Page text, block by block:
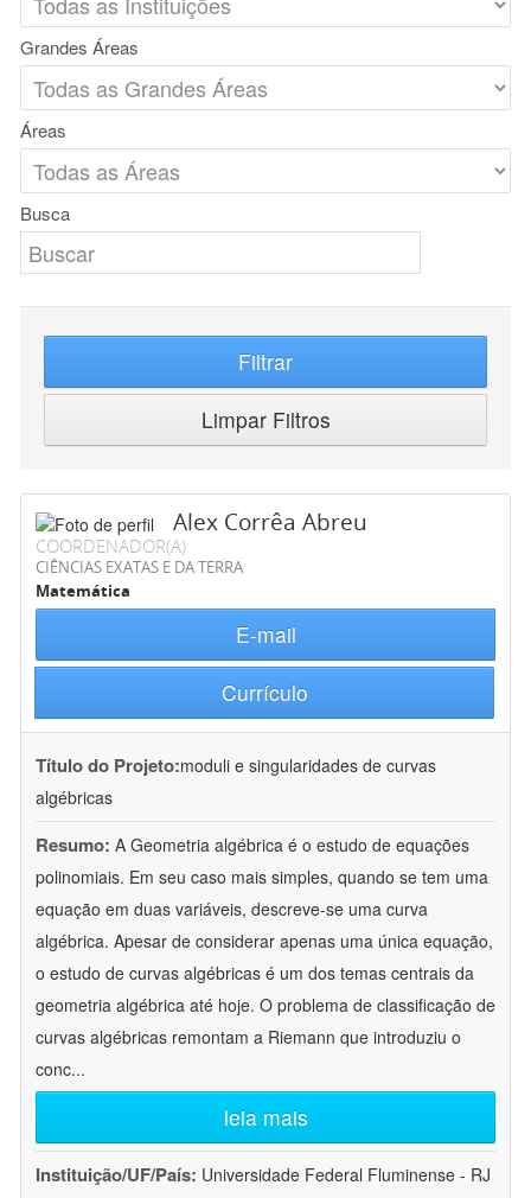
Grandes Áreas
Áreas
Busca
Filtrar
Limpar Filtros
Alex Corrêa Abreu
COORDENADOR(A)
CIÊNCIAS EXATAS E DA TERRA
Matemática
E-mail
Currículo
Título do Projeto:moduli e singularidades de curvas
algébricas
Resumo: A Geometria algébrica é o estudo de equações
polinomiais. Em seu caso mais simples, quando se tem uma
equação em duas variáveis, descreve-se uma curva
algébrica. Apesar de considerar apenas uma única equação,
o estudo de curvas algébricas é um dos temas centrais da
geometria algébrica até hoje. O problema de classificação de
curvas algébricas remontam a Riemann que introduziu o
conc...
leia mais
Instituição/UF/País: Universidade Federal Fluminense - RJ